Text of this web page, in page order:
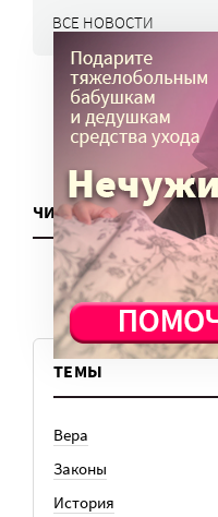
ВСЕ НОВОСТИ
ЧИТАТЬ ЕЩЕ
ТЕМЫ
Вера
Законы
История